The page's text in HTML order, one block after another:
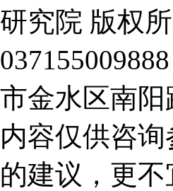
究院 版权
金水区南阳
容仅供咨
建议，更